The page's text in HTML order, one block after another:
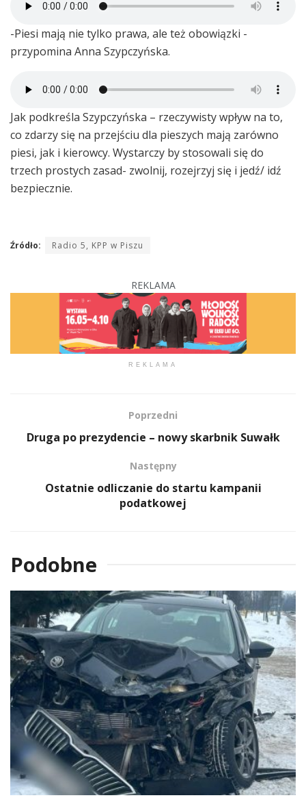
-Piesi mają nie tylko prawa, ale też obowiązki -
przypomina Anna Szypczyńska.
Jak podkreśla Szypczyńska – rzeczywisty wpływ na to,
co zdarzy się na przejściu dla pieszych mają zarówno
piesi, jak i kierowcy. Wystarczy by stosowali się do
trzech prostych zasad- zwolnij, rozejrzyj się i jedź/ idź
bezpiecznie.
Źródło: Radio 5, KPP w Piszu
REKLAMA
REKLAMA
Poprzedni
Druga po prezydencie – nowy skarbnik Suwałk
Następny
Ostatnie odliczanie do startu kampanii
podatkowej
Podobne